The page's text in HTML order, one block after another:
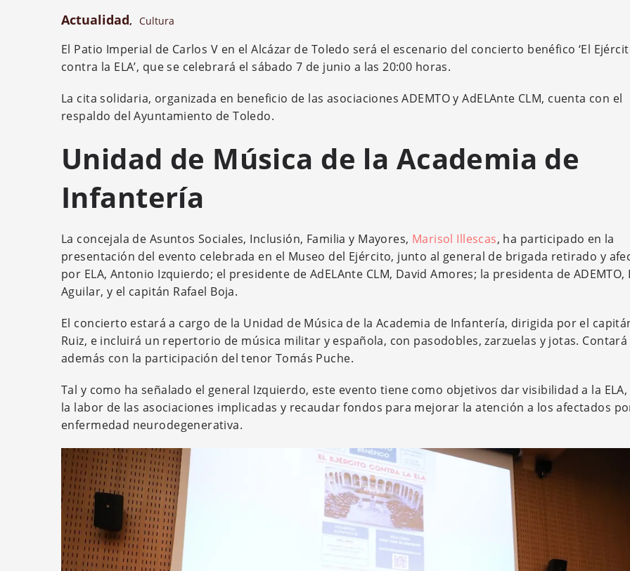
Actualidad, Cultura
El Patio Imperial de Carlos V en el Alcázar de Toledo será el escenario del concierto benéfico ‘El
contra la ELA’, que se celebrará el sábado 7 de junio a las 20:00 horas.
La cita solidaria, organizada en beneficio de las asociaciones ADEMTO y AdELAnte CLM, cuenta con el
respaldo del Ayuntamiento de Toledo.
Unidad de Música de la Academia de
Infantería
La concejala de Asuntos Sociales, Inclusión, Familia y Mayores, Marisol Illescas, ha participado en la
presentación del evento celebrada en el Museo del Ejército, junto al general de brigada retirado y
por ELA, Antonio Izquierdo; el presidente de AdELAnte CLM, David Amores; la presidenta de ADEMTO,
Aguilar, y el capitán Rafael Boja.
El concierto estará a cargo de la Unidad de Música de la Academia de Infantería, dirigida por el
Ruiz, e incluirá un repertorio de música militar y española, con pasodobles, zarzuelas y jotas. Contará
además con la participación del tenor Tomás Puche.
Tal y como ha señalado el general Izquierdo, este evento tiene como objetivos dar visibilidad a la
la labor de las asociaciones implicadas y recaudar fondos para mejorar la atención a los afectados
enfermedad neurodegenerativa.